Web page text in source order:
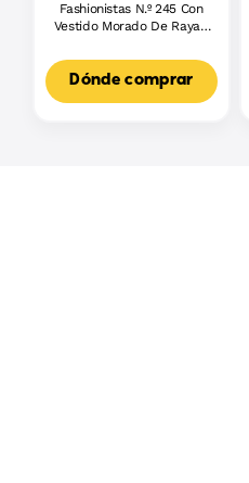
Fashionistas N.º 245 Con
Vestido Morado De Rayas,
Con Accesorios
Dónde comprar